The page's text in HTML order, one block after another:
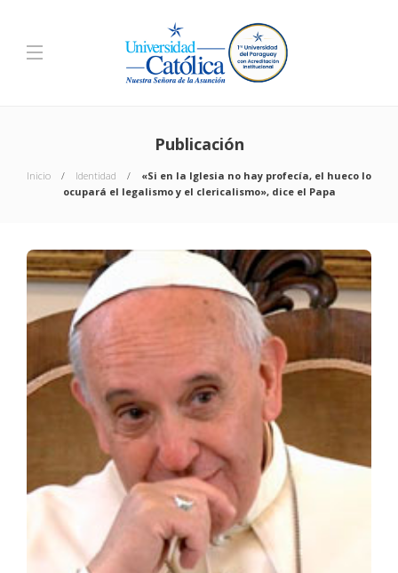
Publicación
Inicio Identidad
«Si en la Iglesia no hay profecía, el hueco lo
ocupará el legalismo y el clericalismo», dice el Papa